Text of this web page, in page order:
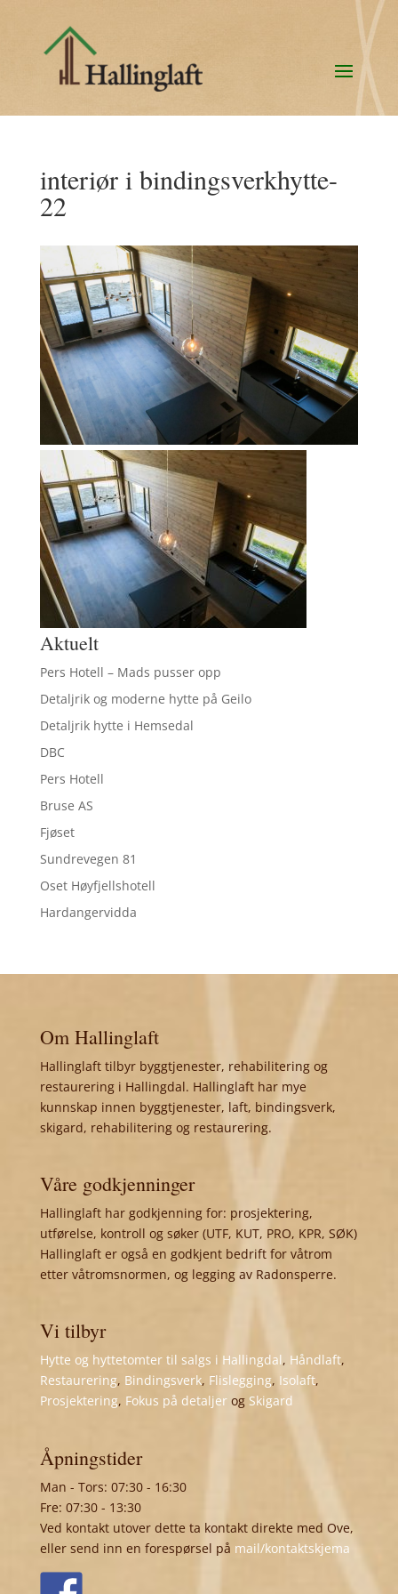
interiør i bindingsverkhytte-
22
Aktuelt
Pers Hotell – Mads pusser opp
Detaljrik og moderne hytte på Geilo
Detaljrik hytte i Hemsedal
DBC
Pers Hotell
Bruse AS
Fjøset
Sundrevegen 81
Oset Høyfjellshotell
Hardangervidda
Om Hallinglaft
Hallinglaft tilbyr byggtjenester, rehabilitering og
restaurering i Hallingdal. Hallinglaft har mye
kunnskap innen byggtjenester, laft, bindingsverk,
skigard, rehabilitering og restaurering.
Våre godkjenninger
Hallinglaft har godkjenning for: prosjektering,
utførelse, kontroll og søker (UTF, KUT, PRO, KPR, SØK)
Hallinglaft er også en godkjent bedrift for våtrom
etter våtromsnormen, og legging av Radonsperre.
Vi tilbyr
Hytte og hyttetomter til salgs i Hallingdal, Håndlaft,
Restaurering, Bindingsverk, Flislegging, Isolaft,
Prosjektering, Fokus på detaljerog Skigard
Åpningstider
Man - Tors: 07:30 - 16:30
Fre: 07:30 - 13:30
Ved kontakt utover dette ta kontakt direkte med Ove,
eller send inn en forespørsel på mail/kontaktskjema